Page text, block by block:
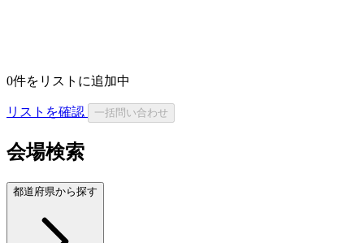
0件をリストに追加中
リストを確認 一括問い合わせ
会場検索
都道府県から探す